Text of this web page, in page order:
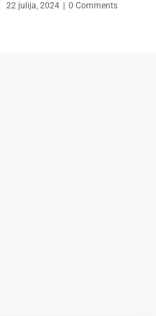
22 julija, 2024 0 Comments